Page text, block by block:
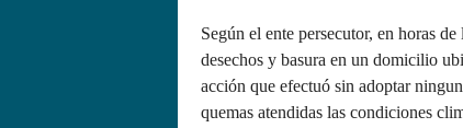
Según el ente persecutor, en horas
desechos y basura en un domicilio
acción que efectuó sin adoptar
quemas atendidas las condiciones